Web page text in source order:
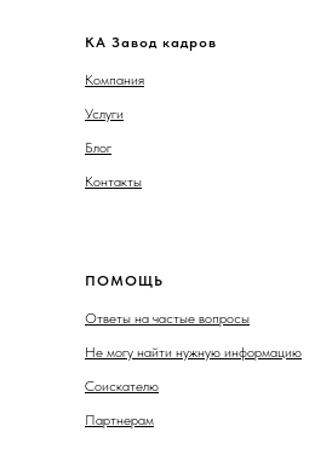
КА Завод кадров
Компания
Услуги
Блог
Контакты
ПОМОЩЬ
Ответы на частые вопросы
Не могу найти нужную информацию
Соискателю
Партнерам